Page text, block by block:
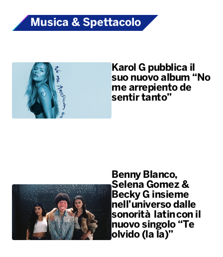
Musica & Spettacolo
Karol G pubblica il
suo nuovo album “No
me arrepiento de
sentir tanto”
Benny Blanco,
Selena Gomez &
Becky G insieme
nell’universo dalle
sonorità latin con il
nuovo singolo “Te
olvido (la la)”